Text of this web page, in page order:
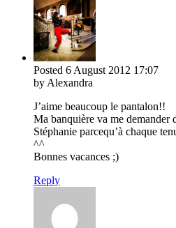
Posted 6 August 2012 17:07
by Alexandra
J’aime beaucoup le pantalon!!
Ma banquière va me demander
Stéphanie parcequ’à chaque
^^
Bonnes vacances ;)
Reply